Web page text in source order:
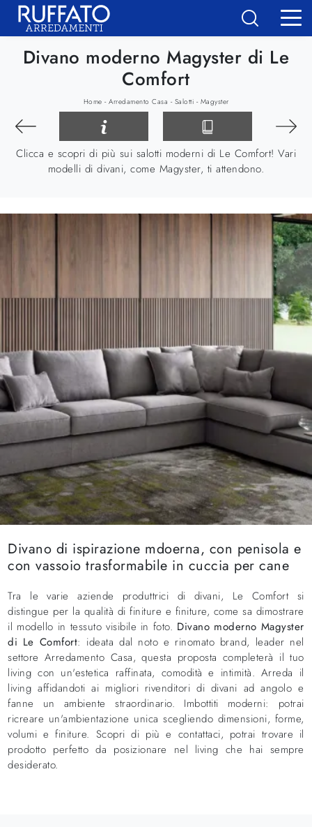
Divano moderno Magyster di Le
Comfort
Home - Arredamento Casa - Salotti - Magyster
Clicca e scopri di più sui salotti moderni di Le Comfort! Vari
modelli di divani, come Magyster, ti attendono.
Divano di ispirazione mdoerna, con penisola e
con vassoio trasformabile in cuccia per cane
Tra le varie aziende produttrici di divani, Le Comfort si
distingue per la qualità di finiture e finiture, come sa dimostrare
il modello in tessuto visibile in foto. Divano moderno Magyster
di Le Comfort: ideata dal noto e rinomato brand, leader nel
settore Arredamento Casa, questa proposta completerà il tuo
living con un'estetica raffinata, comodità e intimità. Arreda il
living affidandoti ai migliori rivenditori di divani ad angolo e
fanne un ambiente straordinario. Imbottiti moderni: potrai
ricreare un'ambientazione unica scegliendo dimensioni, forme,
volumi e finiture. Scopri di più e contattaci, potrai trovare il
prodotto perfetto da posizionare nel living che hai sempre
desiderato.